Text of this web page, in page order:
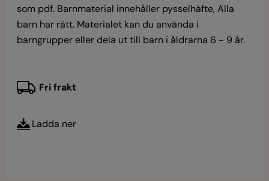
som pdf. Barnmaterial innehåller pysselhäfte, Alla
barn har rätt. Materialet kan du använda i
barngrupper eller dela ut till barn i åldrarna 6 - 9 år.
Fri frakt
Ladda ner